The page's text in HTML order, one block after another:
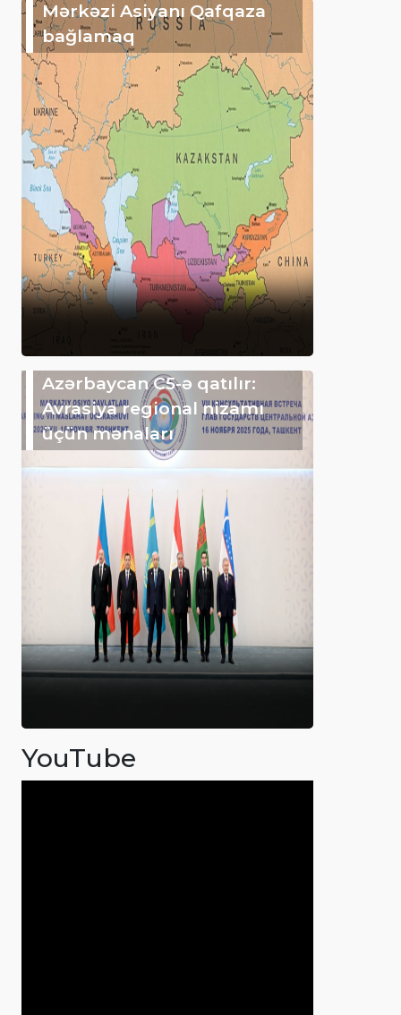
Mərkəzi Asiyanı Qafqaza
bağlamaq
Azərbaycan C5-ə qatılır:
Avrasiya regional nizamı
üçün mənaları
YouTube